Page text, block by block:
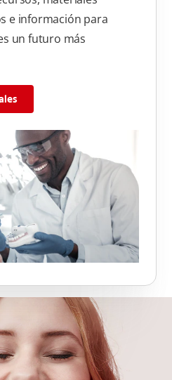
e información para
un futuro más